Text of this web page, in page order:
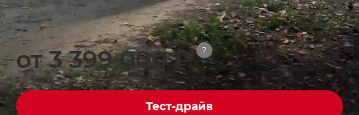
от 3 399 000 ₽ ?
Тест-драйв